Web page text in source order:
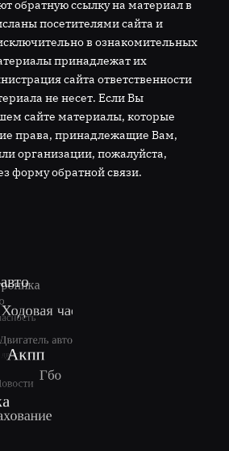
обратную ссылку на материал в
посетителями сайта и
в ознакомительных
принадлежат их
сайта ответственности
не несет. Если Вы
сайте материалы, которые
права, принадлежащие Вам,
организации, пожалуйста,
форму обратной связи.